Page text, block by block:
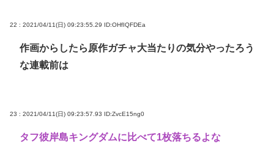
22 : 2021/04/11(日) 09:23:55.29 ID:OHfIQFDEa
作画からしたら原作ガチャ大当たりの気分やったろう
な連載前は
23 : 2021/04/11(日) 09:23:57.93 ID:ZvcE15ng0
タフ彼岸島キングダムに比べて1枚落ちるよな